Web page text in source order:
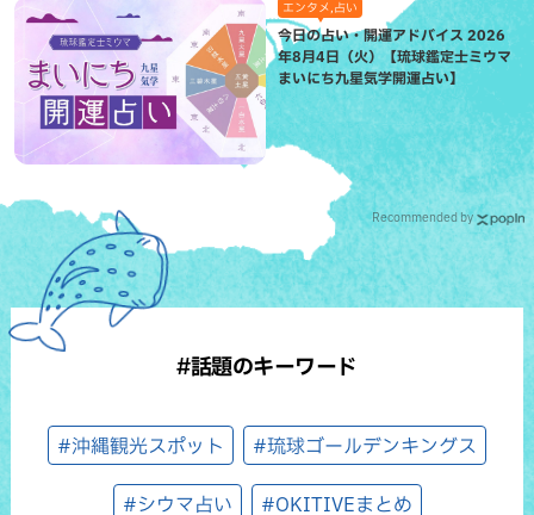
エンタメ,占い
今日の占い・開運アドバイス 2026
年8月4日（火）【琉球鑑定士ミウマ
まいにち九星気学開運占い】
Recommended by
#話題のキーワード
#沖縄観光スポット #琉球ゴールデンキングス
#シウマ占い #OKITIVEまとめ